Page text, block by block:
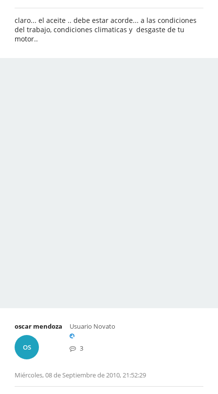
claro... el aceite .. debe estar acorde... a las condiciones
del trabajo, condiciones climaticas y desgaste de tu
motor..
oscar mendoza
OS
Usuario Novato
3
Miércoles, 08 de Septiembre de 2010, 21:52:29